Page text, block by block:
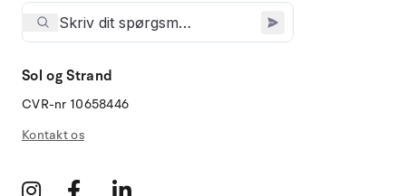
Sol og Strand
CVR-nr 10658446
Kontakt os